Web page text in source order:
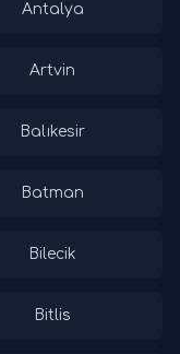
Antalya
Artvin
Balıkesir
Batman
Bilecik
Bitlis